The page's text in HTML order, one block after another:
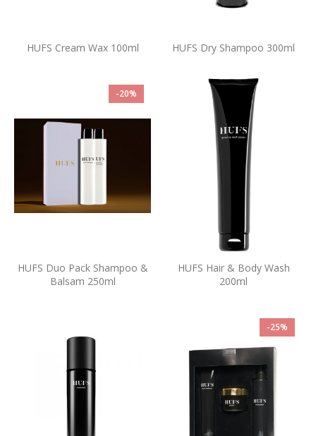
HUFS Cream Wax 100ml HUFS Dry Shampoo 300ml
-20%
HUFS Duo Pack Shampoo &
Balsam 250ml
HUFS Hair & Body Wash
200ml
-25%